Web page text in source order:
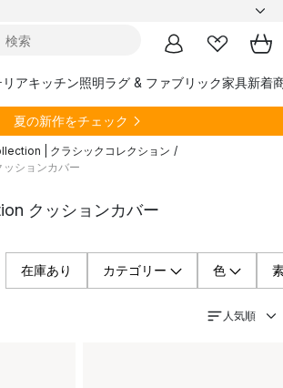
アキッチン照明ラグ & ファブリック家具新着
夏の新作をチェック
| クラシックコレクション /
ションカバー
クッションカバー
在庫あり カテゴリー 色
人気順